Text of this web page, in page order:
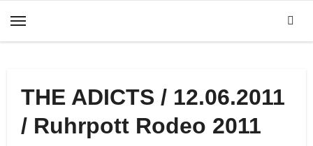
Inhalt
THE ADICTS / 12.06.2011
/ Ruhrpott Rodeo 2011